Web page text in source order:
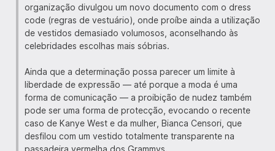
organização divulgou um novo documento com o dress
code (regras de vestuário), onde proíbe ainda a utilização
de vestidos demasiado volumosos, aconselhando às
celebridades escolhas mais sóbrias.
Ainda que a determinação possa parecer um limite à
liberdade de expressão — até porque a moda é uma
forma de comunicação — a proibição de nudez também
pode ser uma forma de protecção, evocando o recente
caso de Kanye West e da mulher, Bianca Censori, que
desfilou com um vestido totalmente transparente na
passadeira vermelha dos Grammys.